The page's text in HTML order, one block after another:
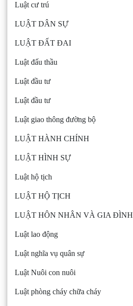
Luật cư trú
LUẬT DÂN SỰ
LUẬT ĐẤT ĐAI
Luật đấu thầu
Luật đầu tư
Luật đầu tư
Luật giao thông đường bộ
LUẬT HÀNH CHÍNH
LUẬT HÌNH SỰ
Luật hộ tịch
LUẬT HỘ TỊCH
LUẬT HÔN NHÂN VÀ GIA ĐÌNH
Luật lao động
Luật nghĩa vụ quân sự
Luật Nuôi con nuôi
Luật phòng cháy chữa cháy